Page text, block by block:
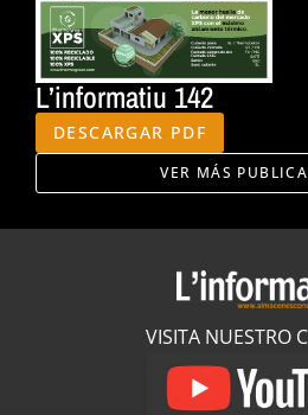
L’informatiu 142
DESCARGAR PDF
VER MÁS
VISITA NUESTRO